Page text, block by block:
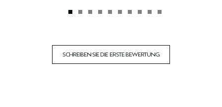
SCHREIBEN SIE DIE ERSTE BEWERTUNG